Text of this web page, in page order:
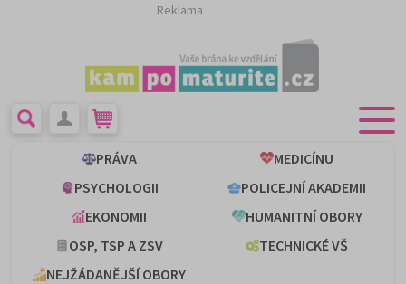
Reklama
PRÁVA
MEDICÍNU
PSYCHOLOGII
POLICEJNÍ AKADEMII
EKONOMII
HUMANITNÍ OBORY
OSP, TSP A ZSV
TECHNICKÉ VŠ
NEJŽÁDANĚJŠÍ OBORY